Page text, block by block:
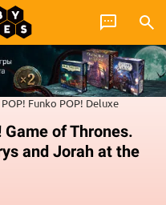
Funko POP! Deluxe
of Thrones.
and Jorah at the